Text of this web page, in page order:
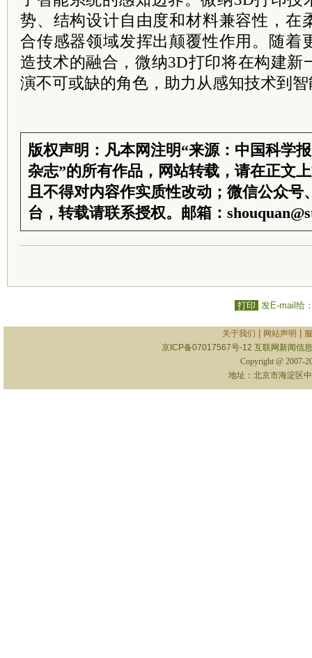
势、结构设计自由度和材料兼容性，在
合传感器领域发挥出颠覆性作用。随着
造技术的融合，微纳3D打印将在构建新
演不可或缺的角色，助力从感知技术到
版权声明：凡本网注明“来源：中国科学
杂志”的所有作品，网站转载，请在正文
且不得对内容作实质性改动；微信公众号
台，转载请联系授权。邮箱：
打印 发E-mail给
关于我们 网站声明
京ICP备07017567号-12 互联网新闻信
Copyright @ 2007-
地址：北京市海淀区